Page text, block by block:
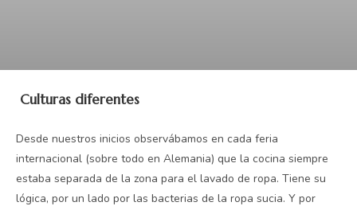
Culturas diferentes
Desde nuestros inicios observábamos en cada feria
internacional (sobre todo en Alemania) que la cocina siempre
estaba separada de la zona para el lavado de ropa. Tiene su
lógica, por un lado por las bacterias de la ropa sucia. Y por